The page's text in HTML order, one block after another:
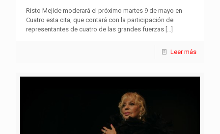
Risto Mejide moderará el próximo martes 9 de mayo en
Cuatro esta cita, que contará con la participación de
representantes de cuatro de las grandes fuerzas […]
Leer más